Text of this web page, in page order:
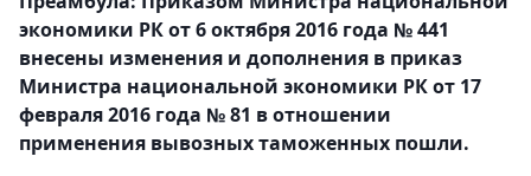
экономики РК от 6 октября 2016 года № 441
внесены изменения и дополнения в приказ
Министра национальной экономики РК от 17
февраля 2016 года № 81 в отношении
применения вывозных таможенных пошли.